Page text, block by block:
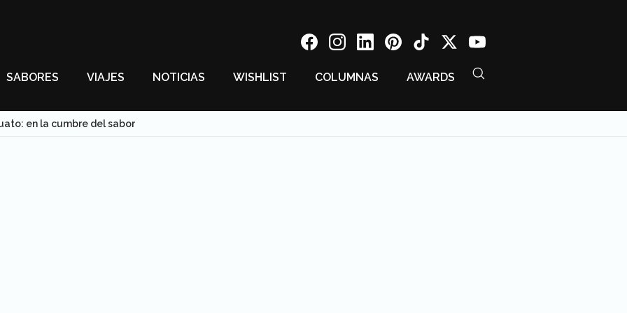
SABORES VIAJES NOTICIAS WISHLIST COLUMNAS AWARDS
en la cumbre del sabor